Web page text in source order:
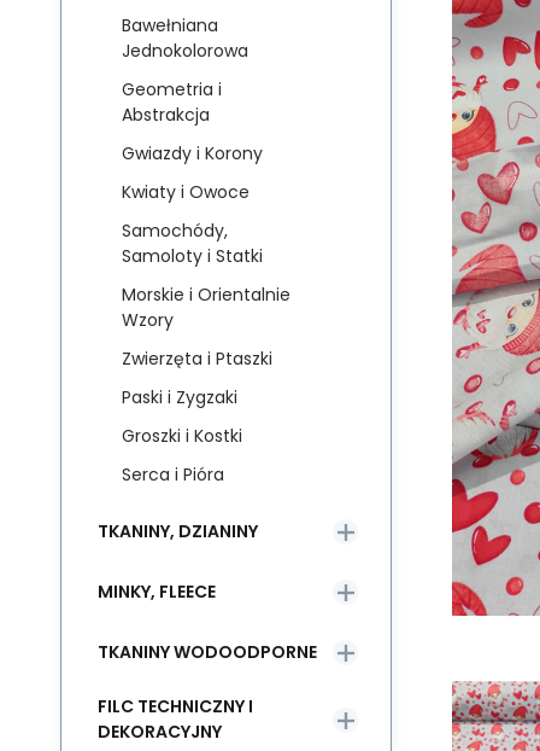
Bawełniana
Jednokolorowa
Geometria i
Abstrakcja
Gwiazdy i Korony
Kwiaty i Owoce
Samochódy,
Samoloty i Statki
Morskie i Orientalnie
Wzory
Zwierzęta i Ptaszki
Paski i Zygzaki
Groszki i Kostki
Serca i Pióra
TKANINY, DZIANINY
MINKY, FLEECE
TKANINY WODOODPORNE
FILC TECHNICZNY I
DEKORACYJNY